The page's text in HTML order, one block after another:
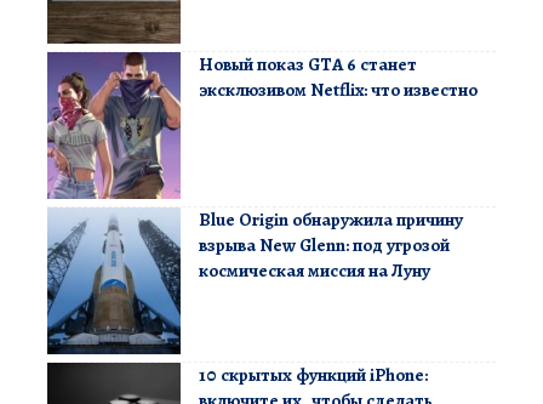
Новый показ GTA 6 станет
эксклюзивом Netflix: что известно
Blue Origin обнаружила причину
взрыва New Glenn: под угрозой
космическая миссия на Луну
10 скрытых функций iPhone: